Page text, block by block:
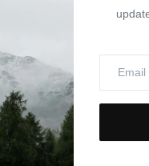
masyarakat biasa.
ada, tapi kebanyakan
13 April 2026
dan